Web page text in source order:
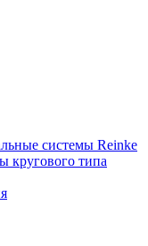
системы Reinke
кругового типа